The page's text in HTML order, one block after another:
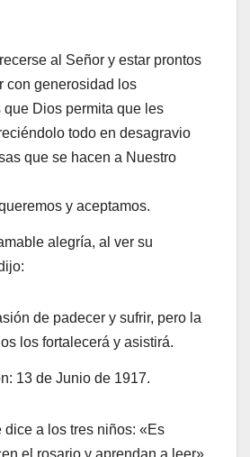
al Señor y estar prontos
con generosidad los
que Dios permita que les
todo en desagravio
que se hacen a Nuestro
y aceptamos.
alegría, al ver su
de padecer y sufrir, pero la
los fortalecerá y asistirá.
13 de Junio de 1917.
dice a los tres niños: «Es
el rosario y aprendan a leer».